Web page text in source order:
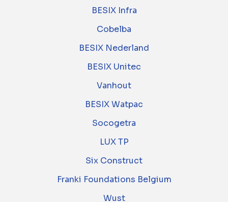
BESIX Infra
Cobelba
BESIX Nederland
BESIX Unitec
Vanhout
BESIX Watpac
Socogetra
LUX TP
Six Construct
Franki Foundations Belgium
Wust